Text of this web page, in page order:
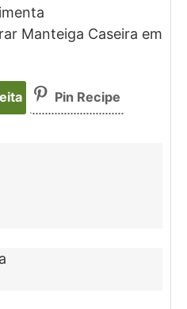
Manteiga Caseira em
Pin Recipe